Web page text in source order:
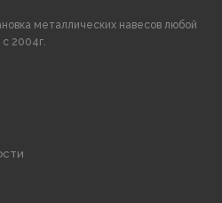
металлических навесов любой
2004г.